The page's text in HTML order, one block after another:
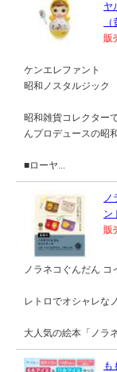
ヤ
販
ケンエレファント
昭和ノスタルジック
昭和雑貨コレクター
んプロデュースの昭
■ローヤ...
ノ
ン
販
ノラネコぐんだん
レトロでオシャレな
大人気の絵本「ノラ
も